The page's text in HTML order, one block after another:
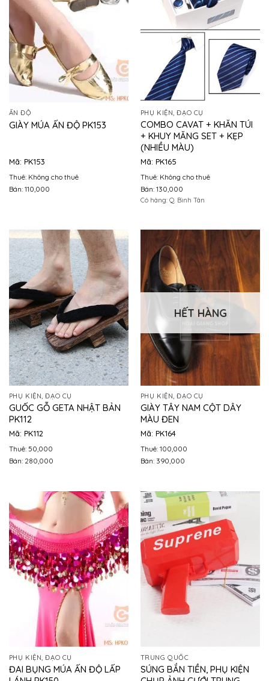
ẤN ĐỘ
GIÀY MÚA ẤN ĐỘ PK153
Mã: PK153
Thuê: Không cho thuê
Bán: 110,000
PHỤ KIỆN, ĐẠO CỤ
COMBO CAVAT + KHĂN TÚI
+ KHUY MĂNG SET + KẸP
(NHIỀU MÀU)
Mã: PK165
Thuê: Không cho thuê
Bán: 130,000
Có hàng: Q. Bình Tân
PHỤ KIỆN, ĐẠO CỤ
GUỐC GỖ GETA NHẬT BẢN
PK112
Mã: PK112
Thuê: 50,000
Bán: 280,000
HẾT HÀNG
PHỤ KIỆN, ĐẠO CỤ
GIÀY TÂY NAM CỘT DÂY
MÀU ĐEN
Mã: PK164
Thuê: 100,000
Bán: 390,000
PHỤ KIỆN, ĐẠO CỤ
ĐAI BỤNG MÚA ẤN ĐỘ LẤP
TRUNG QUỐC
SÚNG BẮN TIỀN, PHỤ KIỆN